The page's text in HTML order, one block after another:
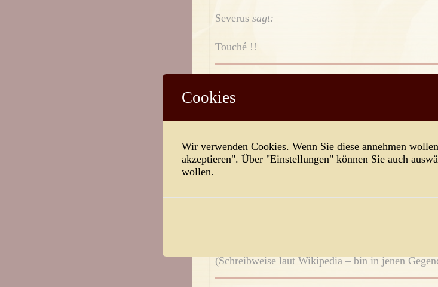
Severus sagt:
Touché !!
Drehbuch versaut würde ich sagen.
mei Haamit is mei Arzgebirg, MEI VOLK IS MEI
(Schreibweise laut Wikipedia – bin in jenen
Cookies
Wir verwenden Cookies. Wenn Sie diese annehmen
akzeptieren". Über "Einstellungen" können Sie auch
wollen.